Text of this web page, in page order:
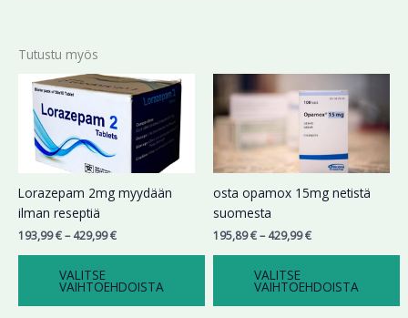
Tutustu myös
Lorazepam 2mg myydään
ilman reseptiä
193,99€– 429,99€
Hintaluokka:
193,99 €
429,99 €
VALITSE
VAIHTOEHDOISTA
Tällä
tuotteella
useampi
muunnelma.
tehdä
valinnat
tuotteen
osta opamox 15mg netistä
suomesta
195,89€– 429,99€
195,89 €
-
429,99 €
VALITSE
VAIHTOEHDOISTA
tuotteella
on
useampi
tehdä
valinnat
tuotteen